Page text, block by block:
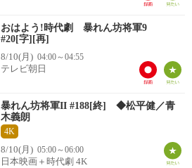
おはよう!時代劇 暴れん坊将軍9
#20[字][再]
8/10(月) 04:00～04:55
テレビ朝日
暴れん坊将軍II #188[終] ◆松平健／青
木義朗
4K
8/10(月) 05:00～06:00
日本映画＋時代劇 4K